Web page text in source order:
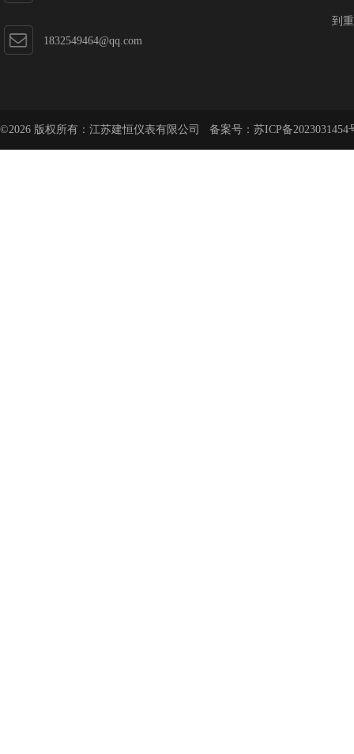
1832549464@qq.com
到
©2026 版权所有：江苏建恒仪表有限公司 备案号： 苏ICP备2023031454